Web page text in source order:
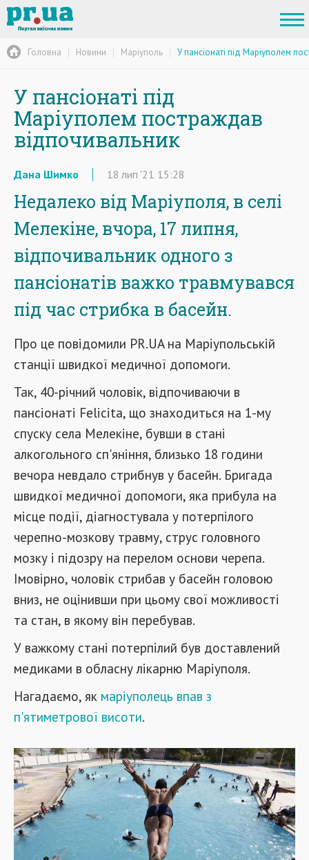
Головна Новини Маріуполь У пансіонаті під Маріуполем
У пансіонаті під
Маріуполем постраждав
відпочивальник
Дана Шимко 18 лип '21 15:28
Недалеко від Маріуполя, в селі
Мелекіне, вчора, 17 липня,
відпочивальник одного з
пансіонатів важко травмувався
під час стрибка в басейн.
Про це повідомили PR.UA на Маріупольській
станції швидкої медичної допомоги.
Так, 40-річний чоловік, відпочиваючи в
пансіонаті Felicita, що знаходиться на 1-му
спуску села Мелекіне, бувши в стані
алкогольного сп'яніння, близько 18 години
вечора невдало стрибнув у басейн. Бригада
швидкої медичної допомоги, яка прибула на
місце події, діагностувала у потерпілого
черепно-мозкову травму, струс головного
мозку і підозру на перелом основи черепа.
Імовірно, чоловік стрибав у басейн головою
вниз, не оцінивши при цьому свої можливості
та стан, в якому він перебував.
У важкому стані потерпілий був доставлений
медиками в обласну лікарню Маріуполя.
Нагадаємо, як маріуполець впав з
п'ятиметрової висоти.